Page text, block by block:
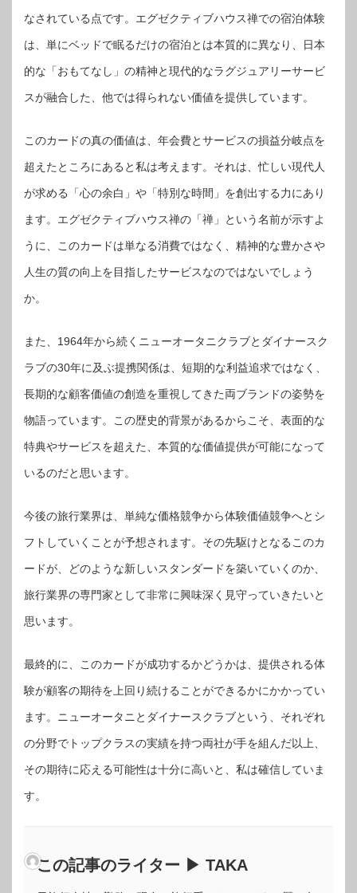
なされている点です。エグゼクティブハウス禅での宿泊体験
は、単にベッドで眠るだけの宿泊とは本質的に異なり、日本
的な「おもてなし」の精神と現代的なラグジュアリーサービ
スが融合した、他では得られない価値を提供しています。
このカードの真の価値は、年会費とサービスの損益分岐点を
超えたところにあると私は考えます。それは、忙しい現代人
が求める「心の余白」や「特別な時間」を創出する力にあり
ます。エグゼクティブハウス禅の「禅」という名前が示すよ
うに、このカードは単なる消費ではなく、精神的な豊かさや
人生の質の向上を目指したサービスなのではないでしょう
か。
また、1964年から続くニューオータニクラブとダイナースク
ラブの30年に及ぶ提携関係は、短期的な利益追求ではなく、
長期的な顧客価値の創造を重視してきた両ブランドの姿勢を
物語っています。この歴史的背景があるからこそ、表面的な
特典やサービスを超えた、本質的な価値提供が可能になって
いるのだと思います。
今後の旅行業界は、単純な価格競争から体験価値競争へとシ
フトしていくことが予想されます。その先駆けとなるこのカ
ードが、どのような新しいスタンダードを築いていくのか、
旅行業界の専門家として非常に興味深く見守っていきたいと
思います。
最終的に、このカードが成功するかどうかは、提供される体
験が顧客の期待を上回り続けることができるかにかかってい
ます。ニューオータニとダイナースクラブという、それぞれ
の分野でトップクラスの実績を持つ両社が手を組んだ以上、
その期待に応える可能性は十分に高いと、私は確信していま
す。
この記事のライター ▶ TAKA